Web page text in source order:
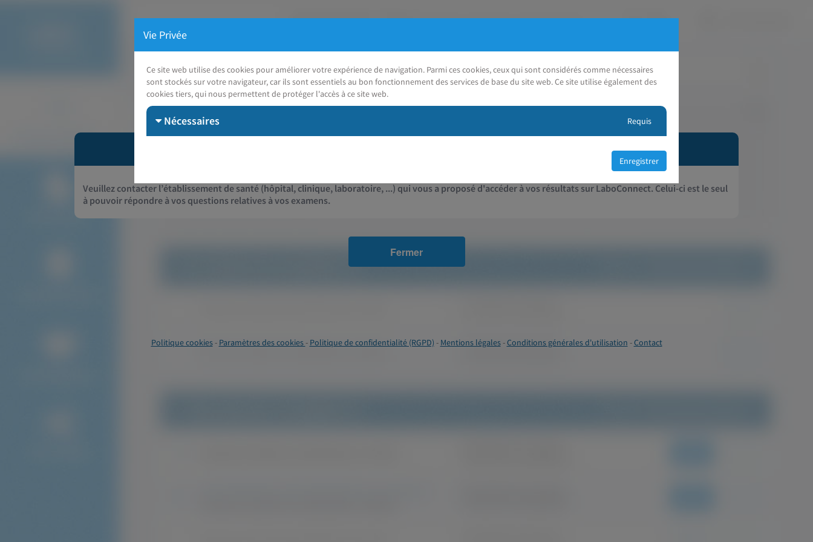
Veuillez contacter l’établissement de santé (hôpital, clinique, laboratoire, ...) qui vous a proposé d'accéder à vos résultats sur LaboConnect. Celui-ci est le seul
à pouvoir répondre à vos questions relatives à vos examens.
Fermer
Politique cookies- Paramètres des cookies- Politique de confidentialité (RGPD) - Mentions légales-Conditions générales d'utilisation -Contact
Vie Privée
Ce site web utilise des cookies pour améliorer votre expérience de navigation. Parmi ces cookies, ceux qui sont considérés comme nécessaires
sont stockés sur votre navigateur, car ils sont essentiels au bon fonctionnement des services de base du site web. Ce site utilise également des
cookies tiers, qui nous permettent de protéger l'accès à ce site web.
Nécessaires Requis